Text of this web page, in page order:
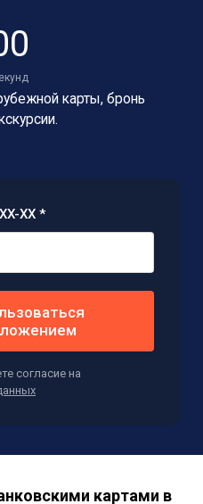
0
карты, бронь
XX *
согласие на
картами в